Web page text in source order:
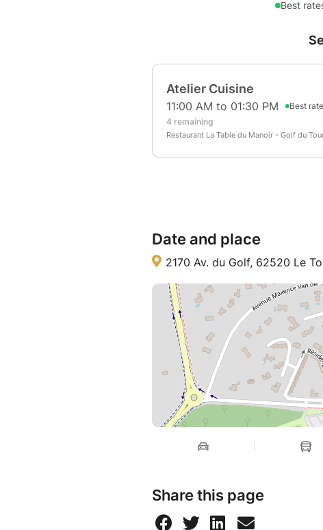
Date and place
2170 Av. du Golf, 62520 Le
Share this page